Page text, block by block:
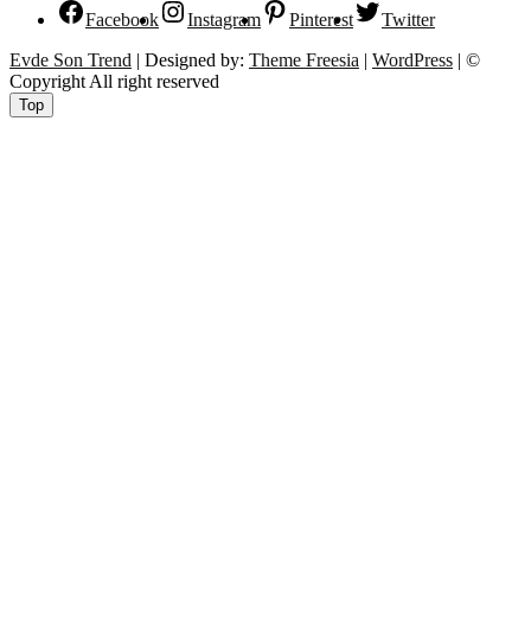
Facebook Instagram Pinterest
Twitter
Evde Son Trend | Designed by: Theme Freesia | WordPress | ©
Copyright All right reserved
Top